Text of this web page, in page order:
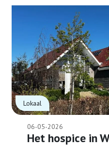
Lokaal
06-05-2026
Het hospice in